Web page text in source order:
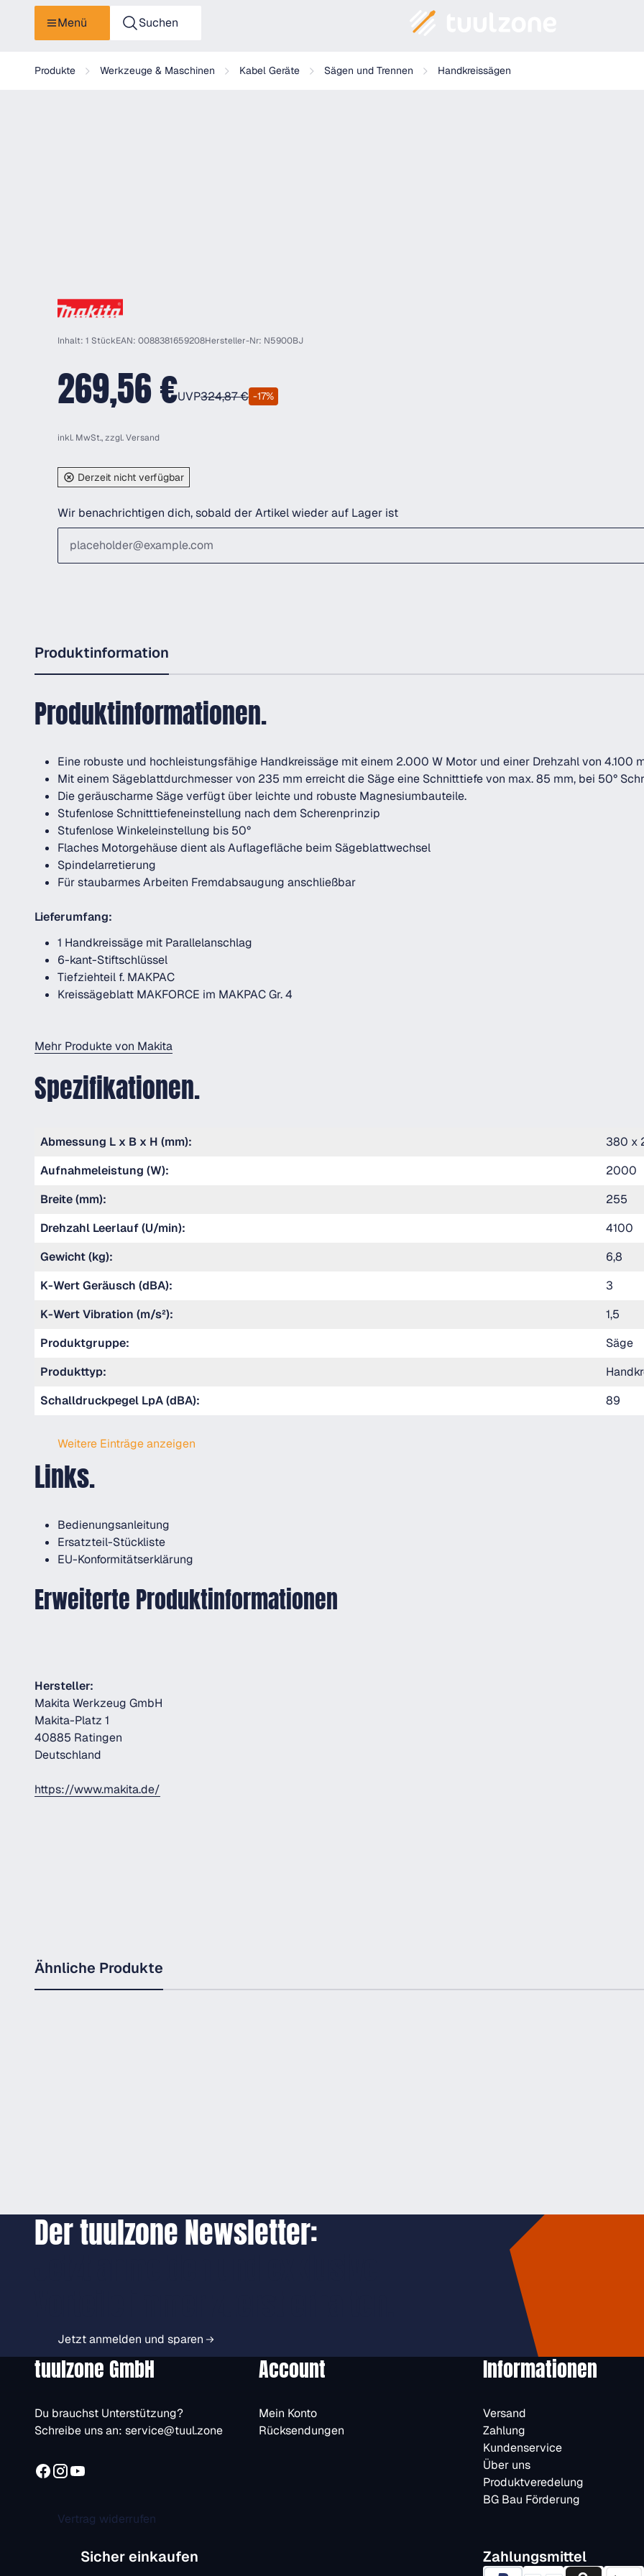
Menü Suchen
Produkte Werkzeuge & Maschinen Kabel Geräte Sägen und Trennen Handkreissägen
Makita Handkreissäge - N5900BJ
Inhalt: 1 StückEAN: 0088381659208Hersteller-Nr: N5900BJ
269,56 €UVP324,87 € -17%
inkl. MwSt., zzgl.Versand
Derzeit nicht verfügbar
Wir benachrichtigen dich, sobald der Artikel wieder auf Lager ist
Produktinformation
Produktinformationen.
Eine robuste und hochleistungsfähige Handkreissäge mit einem 2.000 W Motor und einer Drehzahl von 4.100
Mit einem Sägeblattdurchmesser von 235 mm erreicht die Säge eine Schnitttiefe von max. 85 mm, bei 50°
Die geräuscharme Säge verfügt über leichte und robuste Magnesiumbauteile.
Stufenlose Schnitttiefeneinstellung nach dem Scherenprinzip
Stufenlose Winkeleinstellung bis 50°
Flaches Motorgehäuse dient als Auflagefläche beim Sägeblattwechsel
Spindelarretierung
Für staubarmes Arbeiten Fremdabsaugung anschließbar
Lieferumfang:
1 Handkreissäge mit Parallelanschlag
6-kant-Stiftschlüssel
Tiefziehteil f. MAKPAC
Kreissägeblatt MAKFORCE im MAKPAC Gr. 4
Mehr Produkte von Makita
Spezifikationen.
Abmessung L x B x H (mm):
380 x
Aufnahmeleistung (W):
2000
Breite (mm):
255
Drehzahl Leerlauf (U/min):
4100
Gewicht (kg):
6,8
K-Wert Geräusch (dBA):
3
K-Wert Vibration (m/s²):
1,5
Produktgruppe:
Säge
Produkttyp:
Schalldruckpegel LpA (dBA):
89
Weitere Einträge anzeigen
Links.
Bedienungsanleitung
Ersatzteil-Stückliste
EU-Konformitätserklärung
Erweiterte Produktinformationen
Hersteller:
Makita Werkzeug GmbH
Makita-Platz 1
40885 Ratingen
Deutschland
https://www.makita.de/
Ähnliche Produkte
Der tuulzone Newsletter:
Jetzt anmelden und sparen
tuulzone GmbH
Du brauchst Unterstützung?
Schreibe uns an: service@tuul.zone
Vertrag widerrufen
Account
Mein Konto
Rücksendungen
Informationen
Versand
Zahlung
Kundenservice
Über uns
Produktveredelung
BG Bau Förderung
Sicher einkaufen Zahlungsmittel